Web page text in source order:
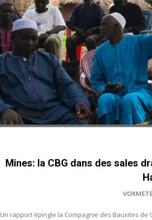
Mines: la CBG dans des sales
Un rapport épingle la Compagnie des Bauxites